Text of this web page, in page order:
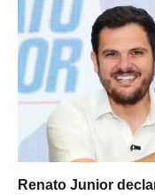
Renato Junior